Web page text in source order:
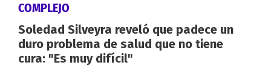
COMPLEJO
Soledad Silveyra reveló que padece un
duro problema de salud que no tiene
cura: "Es muy difícil"